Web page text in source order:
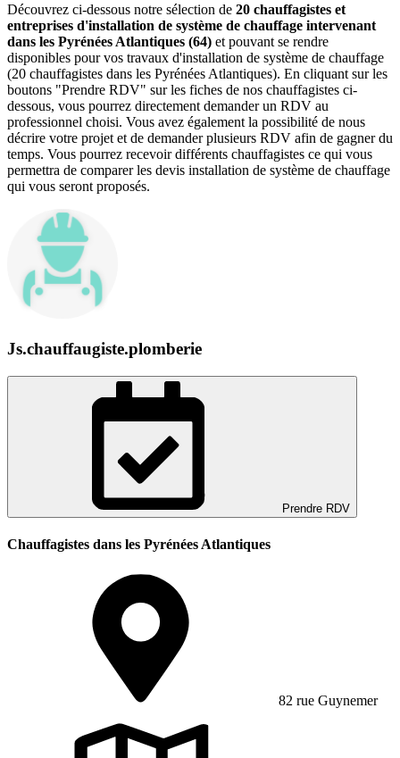
Découvrez ci-dessous notre sélection de 20 chauffagistes et
entreprises d'installation de système de chauffage intervenant
dans les Pyrénées Atlantiques (64) et pouvant se rendre
disponibles pour vos travaux d'installation de système de chauffage
(20 chauffagistes dans les Pyrénées Atlantiques). En cliquant sur les
boutons "Prendre RDV" sur les fiches de nos chauffagistes ci-
dessous, vous pourrez directement demander un RDV au
professionnel choisi. Vous avez également la possibilité de nous
décrire votre projet et de demander plusieurs RDV afin de gagner du
temps. Vous pourrez recevoir différents chauffagistes ce qui vous
permettra de comparer les devis installation de système de chauffage
qui vous seront proposés.
Js.chauffaugiste.plomberie
Prendre RDV
Chauffagistes dans les Pyrénées Atlantiques
82 rue Guynemer